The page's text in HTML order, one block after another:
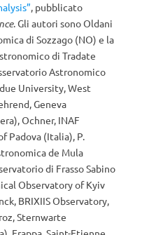
, pubblicato
. Gli autori sono Oldani
di Sozzago (NO) e la
di Tradate
Astronomico
University, West
Geneva
Ochner, INAF
Padova (Italia), P.
de Mula
di Frasso Sabino
Observatory of Kyiv
BRIXIIS Observatory,
Sternwarte